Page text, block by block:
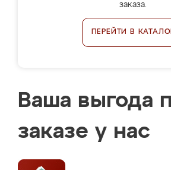
заказа.
ПЕРЕЙТИ В
Ваша выгода
заказе у нас